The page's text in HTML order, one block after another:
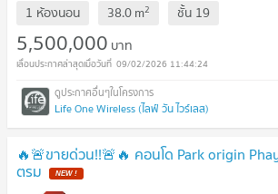
1 ห้องนอน 38.0m2 ชั้น 19
5,500,000 บาท
09/02/2026 11:44:24
Life One Wireless (ไลฟ์ วัน ไวร์เลส)
🔥🚨ขายด่วน!!🚨🔥 คอนโด Park origin
ตรม